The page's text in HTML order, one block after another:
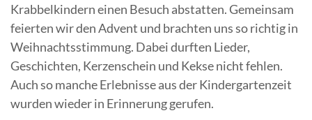
Krabbelkindern einen Besuch abstatten. Gemeinsam
feierten wir den Advent und brachten uns so richtig in
Weihnachtsstimmung. Dabei durften Lieder,
Geschichten, Kerzenschein und Kekse nicht fehlen.
Auch so manche Erlebnisse aus der Kindergartenzeit
wurden wieder in Erinnerung gerufen.